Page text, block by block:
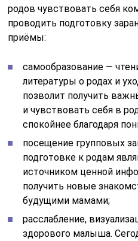
родов чувствовать себя
проводить подготовку
приёмы:
самообразование —
литературы о родах и
позволит получить
и чувствовать себя в
спокойнее благодаря
посещение групповых
подготовке к родам
источником ценной
получить новые
будущими мамами;
расслабление,
здорового малыша.